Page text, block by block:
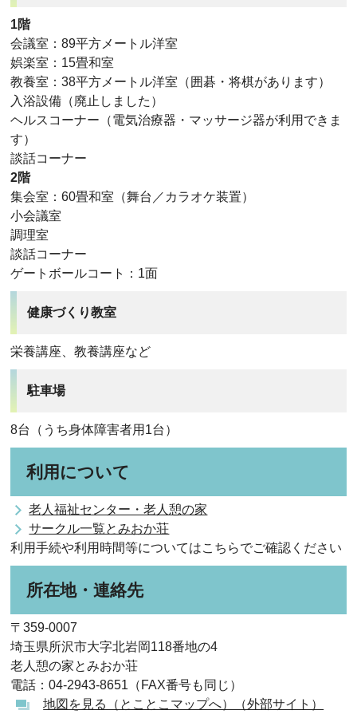
1階
会議室：89平方メートル洋室
娯楽室：15畳和室
教養室：38平方メートル洋室（囲碁・将棋があります）
入浴設備（廃止しました）
ヘルスコーナー（電気治療器・マッサージ器が利用できま
す）
談話コーナー
2階
集会室：60畳和室（舞台／カラオケ装置）
小会議室
調理室
談話コーナー
ゲートボールコート：1面
健康づくり教室
栄養講座、教養講座など
駐車場
8台（うち身体障害者用1台）
利用について
老人福祉センター・老人憩の家
サークル一覧とみおか荘
利用手続や利用時間等についてはこちらでご確認ください
所在地・連絡先
〒359-0007
埼玉県所沢市大字北岩岡118番地の4
老人憩の家とみおか荘
電話：04-2943-8651（FAX番号も同じ）
地図を見る（とことこマップへ）（外部サイト）